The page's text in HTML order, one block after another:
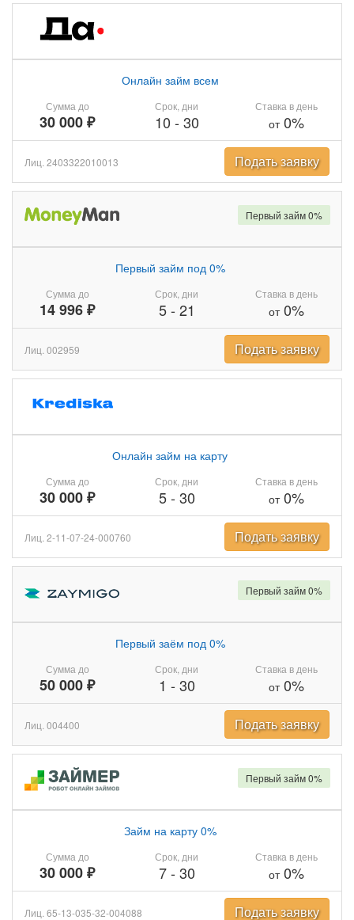
Сумма до
30 000 ₽
Онлайн займ всем
Срок, дни
10 - 30
Ставка в день
от0%
Лиц. 2403322010013 Подать заявку
Сумма до
14 996 ₽
Первый займ под 0%
Срок, дни
5- 21
Ставка в день
от0%
Первый займ 0%
Лиц. 002959 Подать заявку
Сумма до
30 000 ₽
Онлайн займ на карту
Срок, дни
5- 30
Ставка в день
от0%
Лиц. 2-11-07-24-000760 Подать заявку
Сумма до
50 000 ₽
Первый заём под 0%
Срок, дни
1 - 30
Ставка в день
от0%
Первый займ 0%
Лиц. 004400 Подать заявку
Сумма до
30 000 ₽
Займ на карту 0%
Срок, дни
7- 30
Ставка в день
от0%
Первый займ 0%
Лиц. 65-13-035-32-004088 Подать заявку